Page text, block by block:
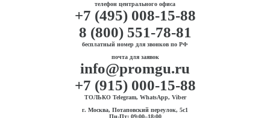
телефон центрального офиса
+7 (495) 008-15-88
8 (800) 551-78-81
бесплатный номер для звонков по РФ
почта для заявок
info@promgu.ru
+7 (915) 000-15-88
ТОЛЬКО Telegram, WhatsApp, Viber
г. Москва, Потаповский переулок, 5с1
Пн-Пт: 09:00–18:00